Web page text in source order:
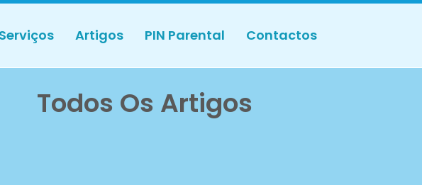
Serviços Artigos PIN Parental Contactos
Todos Os Artigos